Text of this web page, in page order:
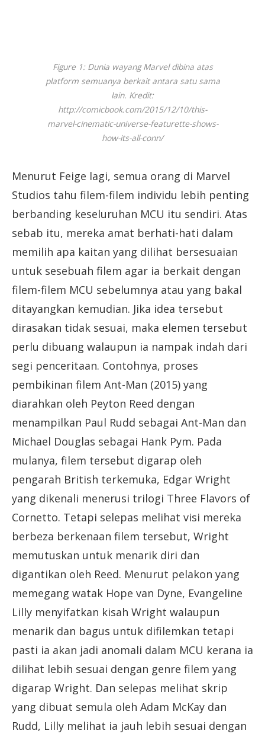
Figure 1: Dunia wayang Marvel dibina atas
platform semuanya berkait antara satu sama
lain. Kredit:
http://comicbook.com/2015/12/10/this-
marvel-cinematic-universe-featurette-shows-
how-its-all-conn/
Menurut Feige lagi, semua orang di Marvel
Studios tahu filem-filem individu lebih penting
berbanding keseluruhan MCU itu sendiri. Atas
sebab itu, mereka amat berhati-hati dalam
memilih apa kaitan yang dilihat bersesuaian
untuk sesebuah filem agar ia berkait dengan
filem-filem MCU sebelumnya atau yang bakal
ditayangkan kemudian. Jika idea tersebut
dirasakan tidak sesuai, maka elemen tersebut
perlu dibuang walaupun ia nampak indah dari
segi penceritaan. Contohnya, proses
pembikinan filem Ant-Man (2015) yang
diarahkan oleh Peyton Reed dengan
menampilkan Paul Rudd sebagai Ant-Man dan
Michael Douglas sebagai Hank Pym. Pada
mulanya, filem tersebut digarap oleh
pengarah British terkemuka, Edgar Wright
yang dikenali menerusi trilogi Three Flavors of
Cornetto. Tetapi selepas melihat visi mereka
berbeza berkenaan filem tersebut, Wright
memutuskan untuk menarik diri dan
digantikan oleh Reed. Menurut pelakon yang
memegang watak Hope van Dyne, Evangeline
Lilly menyifatkan kisah Wright walaupun
menarik dan bagus untuk difilemkan tetapi
pasti ia akan jadi anomali dalam MCU kerana ia
dilihat lebih sesuai dengan genre filem yang
digarap Wright. Dan selepas melihat skrip
yang dibuat semula oleh Adam McKay dan
Rudd, Lilly melihat ia jauh lebih sesuai dengan